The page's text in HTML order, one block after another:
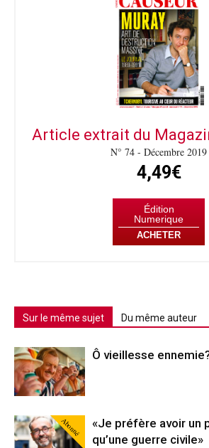
Article extrait du
N° 74 - Décembre 2019
4,49€
Édition
Numerique
ACHETER
Sur le même sujet Du même auteur
Ô vieillesse
Abonné
«Je préfère avoir un
qu’une guerre civile»